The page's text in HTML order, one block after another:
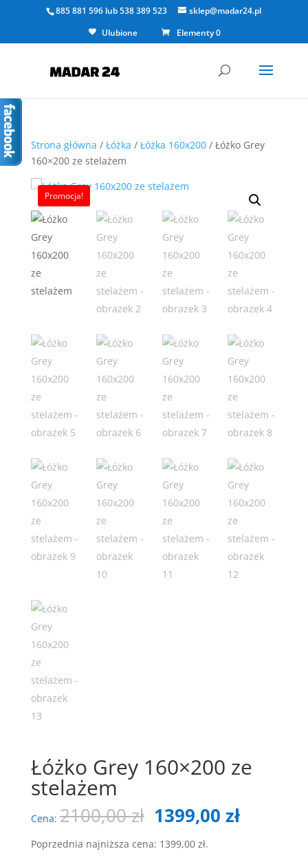
885 881 596 lub538 389 523
sklep@madar24.pl
Ulubione
Elementy 0
Strona główna / Łóżka / Łóżka 160x200/ Łóżko Grey
160×200 ze stelażem
Promocja!
Łóżko Grey 160×200 ze
stelażem
Cena: 2100,00zł Pierwotna
cena
wynosiła:
1399,00 zł
Poprzednia najniższa cena: 1399,00 zł.